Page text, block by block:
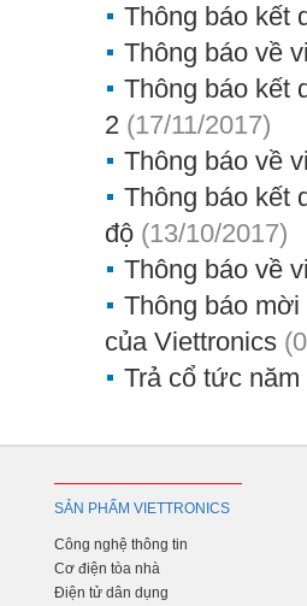
Thông báo kết
Thông báo về
Thông báo kết
2 (17/11/2017)
Thông báo về
Thông báo kết
độ (13/10/2017)
Thông báo về
Thông báo
của Viettronics
Trả cổ tức
SẢN PHẨM VIETTRONICS
Công nghệ thông tin
Cơ điện tòa nhà
Điện tử dân dụng